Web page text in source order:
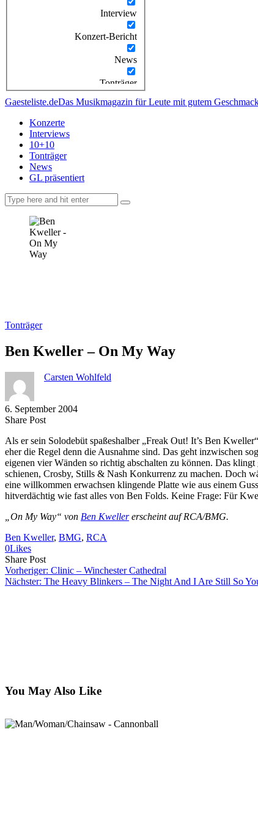
Interview
Konzert-Bericht
News
Tonträger
Gaesteliste.deDas Musikmagazin für Leute mit gutem
Konzerte
Interviews
10+10
Tonträger
News
GL präsentiert
Tonträger
Ben Kweller – On My Way
Carsten Wohlfeld
6. September 2004
Share PostShare
Facebook
Copy
to
clipboard
Send
via
eMail
Als er sein Solodebüt spaßeshalber „Freak Out! It’s Ben
eher die Regel denn die Ausnahme sind. Das geht inzwischen
eigenen vier Wänden so richtig abschalten zu können. Das
schienen, Crosby, Stills & Nash Konkurrenz zu machen. Doch
eine willkommen erwachsen klingende Platte wie aus einem
hitverdächtig wie fast alles von Ben Folds. Keine Frage: Für
„On My Way“ von Ben Kwellererscheint auf RCA/BMG.
Ben Kweller, BMG, RCA
0Likes
Share PostShare
on
Facebook
Copy
URL
to
Send
Link
via
Vorheriger: Clinic – Winchester Cathedral
Nächster: The Heavy Blinkers – The Night And I Are Still So
You May Also Like